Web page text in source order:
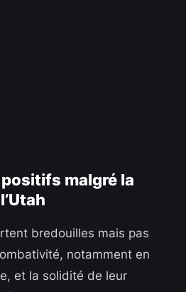
malgré la
bredouilles mais pas
notamment en
et la solidité de leur